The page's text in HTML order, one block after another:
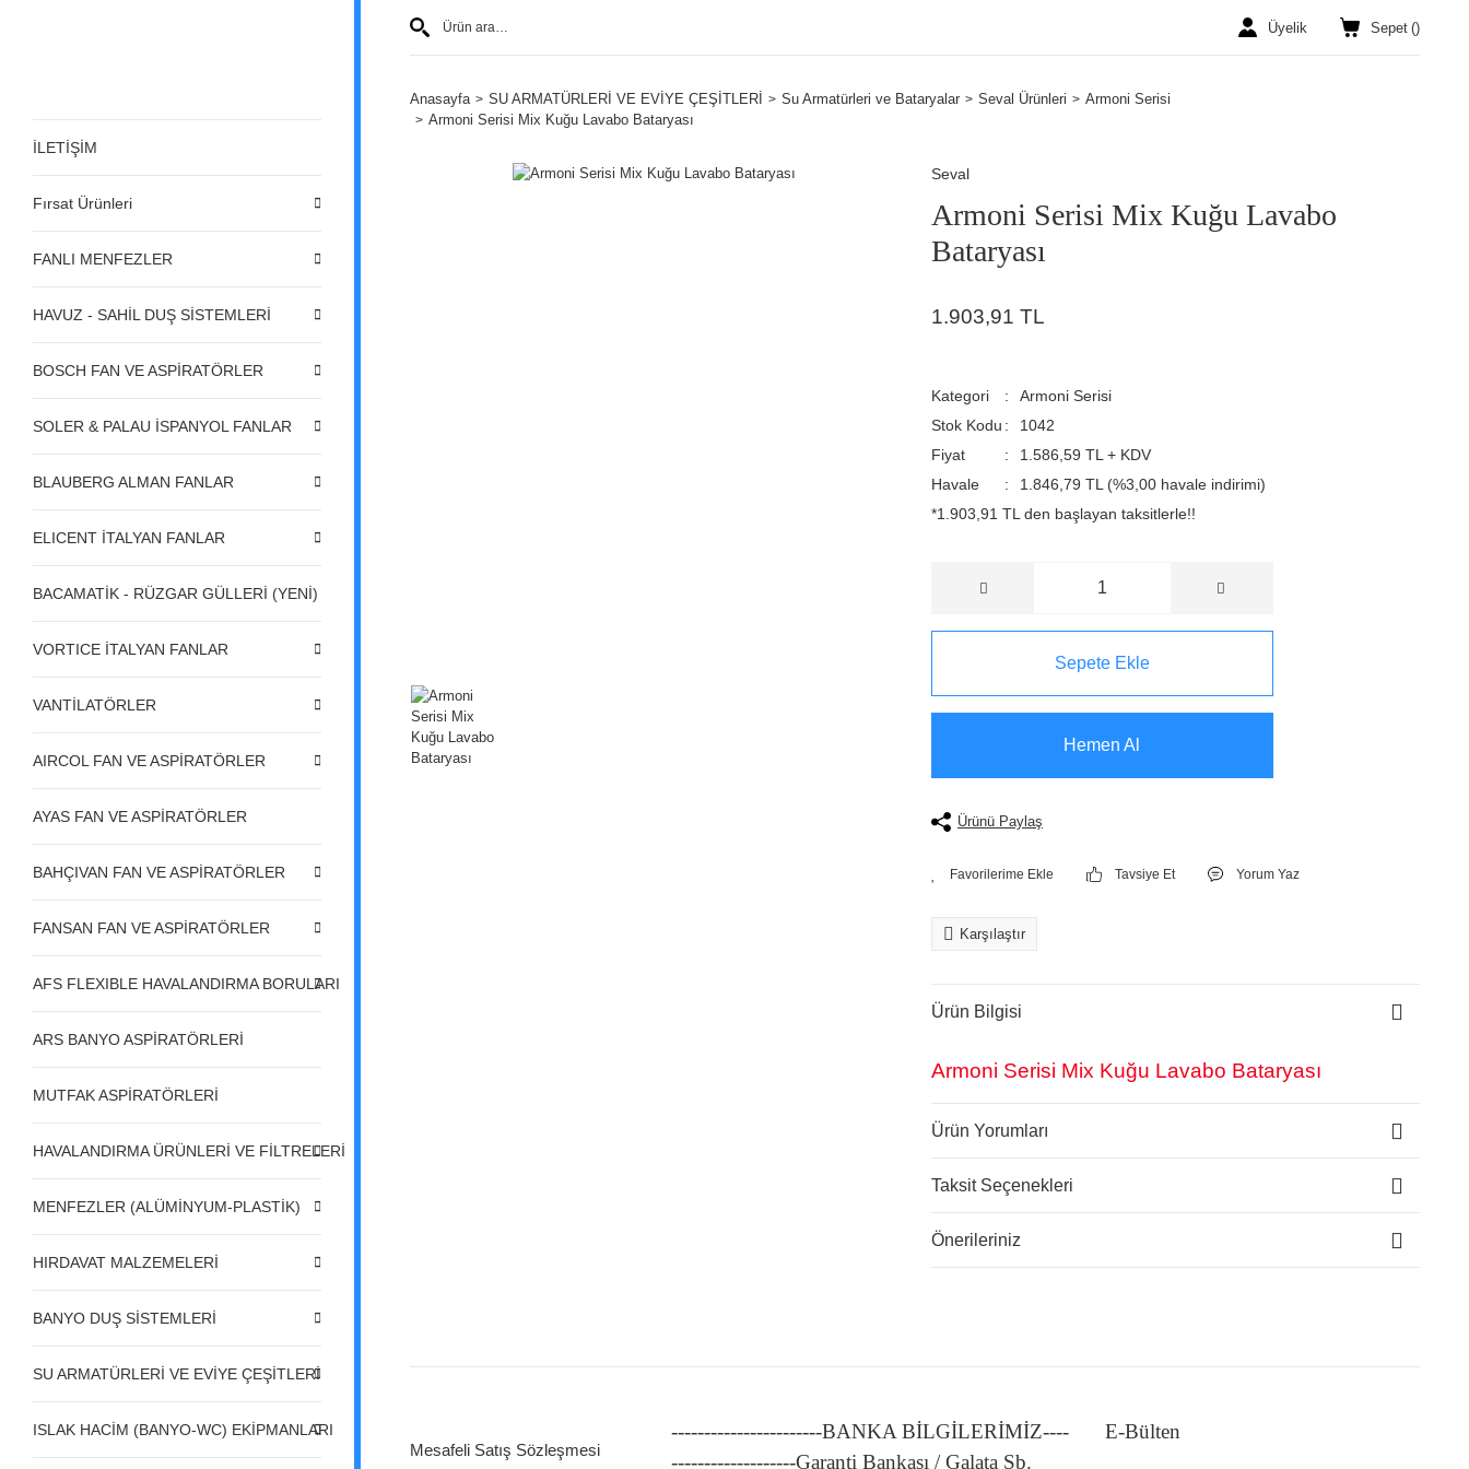
İLETİŞİM
Fırsat Ürünleri
FANLI MENFEZLER
HAVUZ - SAHİL DUŞ SİSTEMLERİ
BOSCH FAN VE ASPİRATÖRLER
SOLER & PALAU İSPANYOL FANLAR
BLAUBERG ALMAN FANLAR
ELICENT İTALYAN FANLAR
BACAMATİK - RÜZGAR GÜLLERİ (YENİ)
VORTICE İTALYAN FANLAR
VANTİLATÖRLER
AIRCOL FAN VE ASPİRATÖRLER
AYAS FAN VE ASPİRATÖRLER
BAHÇIVAN FAN VE ASPİRATÖRLER
FANSAN FAN VE ASPİRATÖRLER
AFS FLEXIBLE HAVALANDIRMA BORULARI
ARS BANYO ASPİRATÖRLERİ
MUTFAK ASPİRATÖRLERİ
HAVALANDIRMA ÜRÜNLERİ VE FİLTRELERİ
MENFEZLER (ALÜMİNYUM-PLASTİK)
HIRDAVAT MALZEMELERİ
BANYO DUŞ SİSTEMLERİ
SU ARMATÜRLERİ VE EVİYE ÇEŞİTLERİ
ISLAK HACİM (BANYO-WC) EKİPMANLARI
Üyelik Sepet ()
Anasayfa SU ARMATÜRLERİ VE EVİYE ÇEŞİTLERİ Su Armatürleri ve Bataryalar Seval Ürünleri
Armoni Serisi
Armoni Serisi Mix Kuğu Lavabo Bataryası
Seval
Armoni Serisi Mix Kuğu Lavabo
Bataryası
1.903,91 TL
Kategori
Armoni Serisi
Stok Kodu
1042
Fiyat
1.586,59 TL + KDV
Havale
1.846,79 TL (%3,00 havale indirimi)
*1.903,91 TL den başlayan taksitlerle!!
Sepete Ekle
Hemen Al
Ürünü Paylaş
Tavsiye Et Yorum Yaz
Karşılaştır
Ürün Bilgisi
Armoni Serisi Mix Kuğu Lavabo Bataryası
Ürün Yorumları
Taksit Seçenekleri
Önerileriniz
Mesafeli Satış Sözleşmesi
-----------------------BANKA BİLGİLERİMİZ----
-------------------Garanti Bankası / Galata Şb.
E-Bülten